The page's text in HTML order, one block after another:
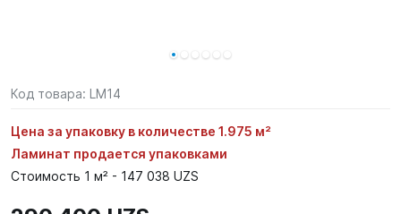
Код товара: LM14
Цена за упаковку в количестве 1.975 м²
Ламинат продается упаковками
Стоимость 1 м² - 147 038 UZS